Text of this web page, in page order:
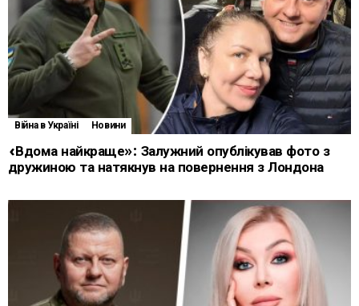
Війна в Україні Новини
«Вдома найкраще»: Залужний опублікував фото з
дружиною та натякнув на повернення з Лондона